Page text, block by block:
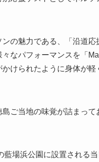
ンの魅力である、「沿道
なパフォーマンスを「
かけられたように身体が
島ご当地の味覚が詰まっ
藍場浜公園に設置される